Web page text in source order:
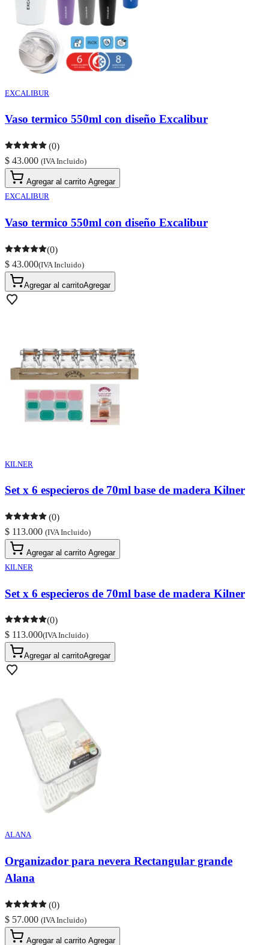
EXCALIBUR
Vaso termico 550ml con diseño Excalibur
(0)
$ 43.000 (IVA Incluido)
Agregar al carrito Agregar
EXCALIBUR
Vaso termico 550ml con diseño Excalibur
(0)
$ 43.000(IVA Incluido)
Agregar al carritoAgregar
KILNER
Set x 6 especieros de 70ml base de madera Kilner
(0)
$ 113.000 (IVA Incluido)
Agregar al carrito Agregar
KILNER
Set x 6 especieros de 70ml base de madera Kilner
(0)
$ 113.000(IVA Incluido)
Agregar al carritoAgregar
ALANA
Organizador para nevera Rectangular grande
Alana
(0)
$ 57.000 (IVA Incluido)
Agregar al carrito Agregar